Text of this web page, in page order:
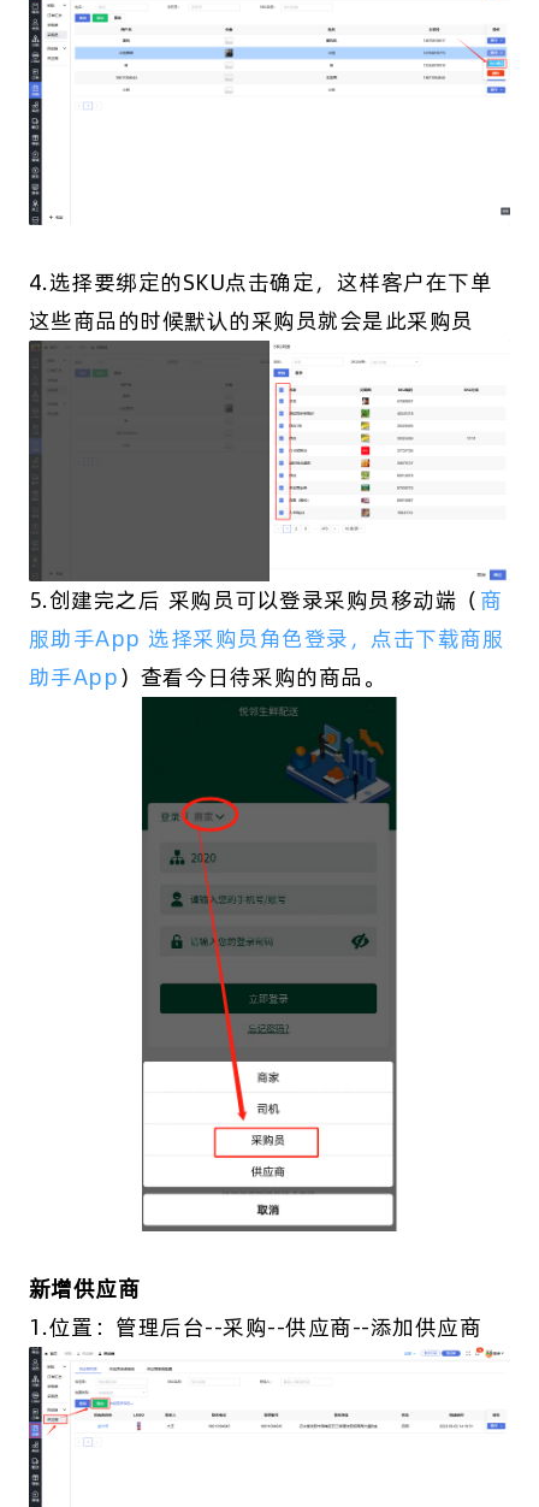
4.选择要绑定的SKU点击确定，这样客户在下单
这些商品的时候默认的采购员就会是此采购员
5.创建完之后 采购员可以登录采购员移动端（ 商
服助手App 选择采购员角色登录，点击下载商服
助手App）查看今日待采购的商品。
新增供应商
1.位置：管理后台--采购--供应商--添加供应商